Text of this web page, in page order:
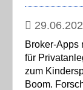
Broker-Apps
für
zum
Boom.